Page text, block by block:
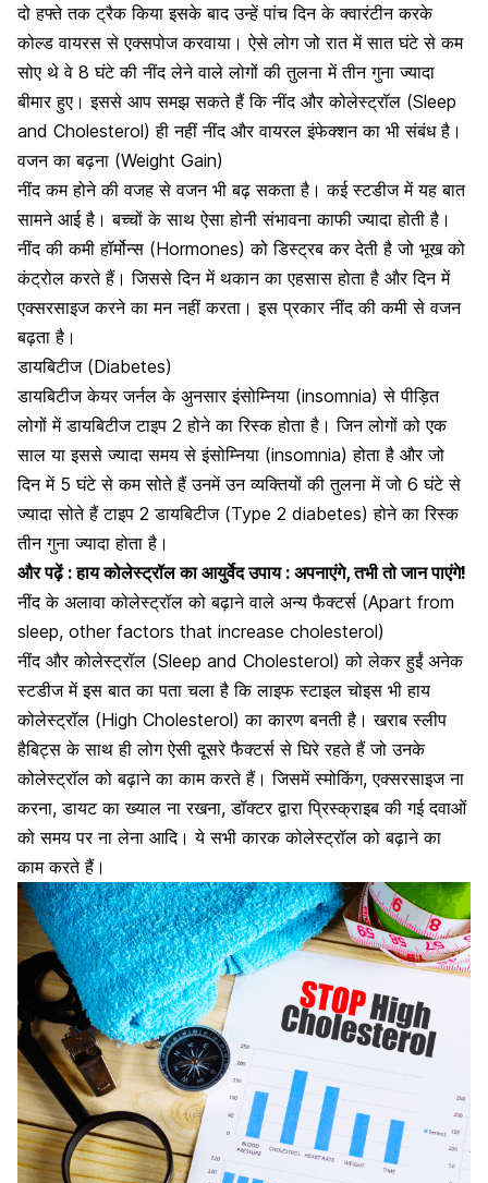
दो हफ्ते तक ट्रैक किया इसके बाद उन्हें पांच दिन के क्वारंटीन करके
कोल्ड वायरस से एक्सपोज करवाया। ऐसे लोग जो रात में सात घंटे से कम
सोए थे वे 8 घंटे की नींद लेने वाले लोगों की तुलना में तीन गुना ज्यादा
बीमार हुए। इससे आप समझ सकते हैं कि नींद और कोलेस्ट्रॉल (Sleep
and Cholesterol) ही नहीं नींद और वायरल इंफेक्शन का भी संबंध है।
वजन का बढ़ना (Weight Gain)
नींद कम होने की वजह से वजन भी बढ़ सकता है। कई स्टडीज में यह बात
सामने आई है। बच्चों के साथ ऐसा होनी संभावना काफी ज्यादा होती है।
नींद की कमी हॉर्मोन्स (Hormones) को डिस्ट्रब कर देती है जो भूख को
कंट्रोल करते हैं। जिससे दिन में थकान का एहसास होता है और दिन में
एक्सरसाइज करने का मन नहीं करता। इस प्रकार नींद की कमी से वजन
बढ़ता है।
डायबिटीज (Diabetes)
डायबिटीज केयर जर्नल के अुनसार इंसोम्निया (insomnia) से पीड़ित
लोगों में डायबिटीज टाइप 2 होने का रिस्क होता है। जिन लोगों को एक
साल या इससे ज्यादा समय से इंसोम्निया (insomnia) होता है और जो
दिन में 5 घंटे से कम सोते हैं उनमें उन व्यक्तियों की तुलना में जो 6 घंटे से
ज्यादा सोते हैंटाइप 2 डायबिटीज (Type 2 diabetes) होने का रिस्क
तीन गुना ज्यादा होता है।
और पढ़ें :हाय कोलेस्ट्रॉल का आयुर्वेद उपाय : अपनाएंगे, तभी तो जान पाएंगे!
नींद के अलावा कोलेस्ट्रॉल को बढ़ाने वाले अन्य फैक्टर्स (Apart from
sleep, other factors that increase cholesterol)
नींद और कोलेस्ट्रॉल (Sleep and Cholesterol) को लेकर हुईं अनेक
स्टडीज में इस बात का पता चला है कि लाइफ स्टाइल चोइस भी हाय
कोलेस्ट्रॉल (High Cholesterol) का कारण बनती है। खराब स्लीप
हैबिट्स के साथ ही लोग ऐसी दूसरे फैक्टर्स से घिरे रहते हैं जो उनके
कोलेस्ट्रॉल को बढ़ाने का काम करते हैं। जिसमें स्मोकिंग, एक्सरसाइज ना
करना, डायट का ख्याल ना रखना, डॉक्टर द्वारा प्रिस्क्राइब की गई दवाओं
को समय पर ना लेना आदि।ये सभी कारक कोलेस्ट्रॉल को बढ़ाने का
काम करते हैं।